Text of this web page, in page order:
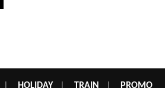
HOLIDAY| TRAIN PROMO